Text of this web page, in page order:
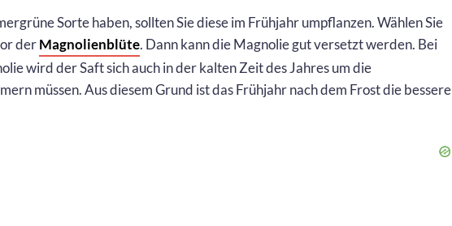
Sorte haben, sollten Sie diese im Frühjahr umpflanzen. Wählen Sie
derMagnolienblüte. Dann kann die Magnolie gut versetzt werden. Bei
wird der Saft sich auch in der kalten Zeit des Jahres um die
müssen. Aus diesem Grund ist das Frühjahr nach dem Frost die bessere